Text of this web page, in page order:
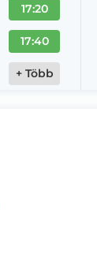
17:20
17:40
+ Több